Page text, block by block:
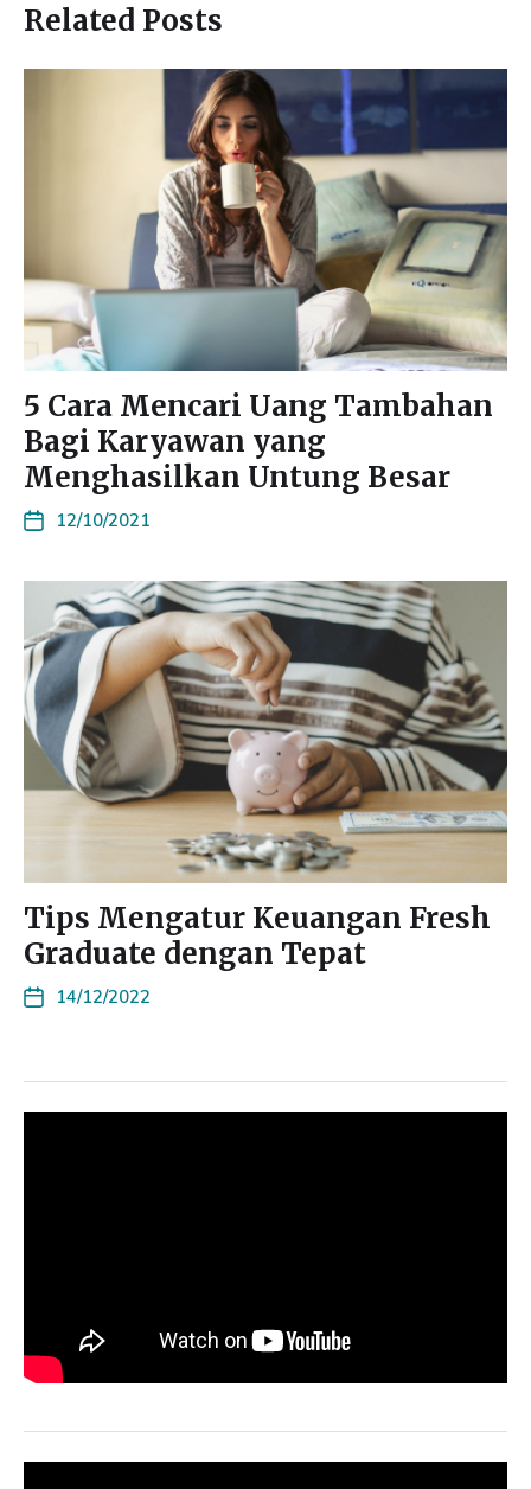
Related Posts
5 Cara Mencari Uang Tambahan
Bagi Karyawan yang
Menghasilkan Untung Besar
12/10/2021
Tips Mengatur Keuangan Fresh
Graduate dengan Tepat
14/12/2022